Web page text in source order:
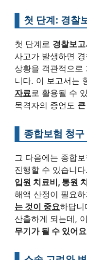
첫 단계: 경찰
첫 단계로 경찰보
사고가 발생하면
상황을 객관적으로
니다. 이 보고서는
자료로 활용될 수
목격자의 증언도
종합보험 청
그 다음에는 종합
진행할 수 있습니
입원 치료비, 통원
해액 산정이 필요
는 것이 중요하답니
산출하게 되는데,
무기가 될 수 있어